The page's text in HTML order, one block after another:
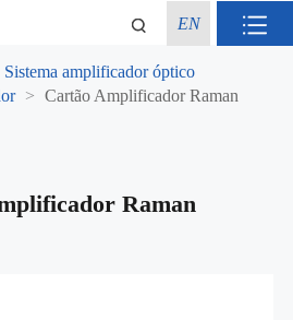
EN
Sistema amplificador óptico
Cartão Amplificador Raman
Raman